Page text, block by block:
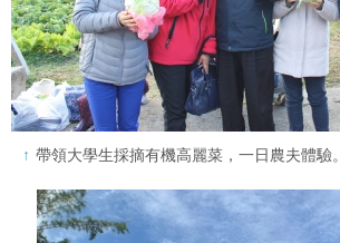
帶領大學生採摘有機高麗菜，一日農夫體驗。